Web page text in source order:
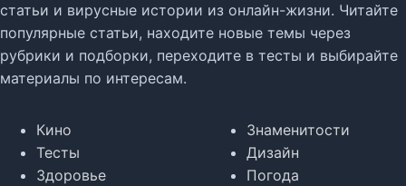
статьи и вирусные истории из онлайн-жизни. Читайте
популярные статьи, находите новые темы через
рубрики и подборки, переходите в тесты и выбирайте
материалы по интересам.
Кино
Тесты
Здоровье
Знаменитости
Дизайн
Погода